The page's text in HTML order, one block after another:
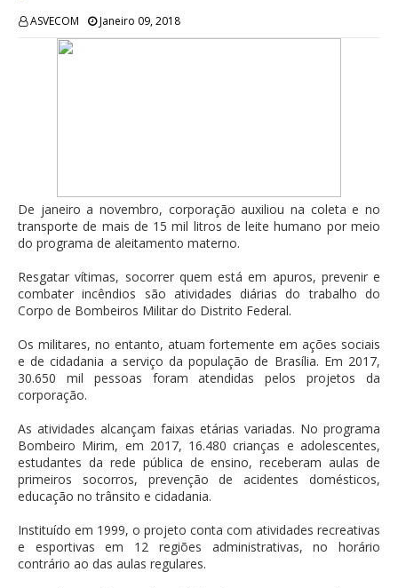
ASVECOM Janeiro 09, 2018
De janeiro a novembro, corporação auxiliou na coleta e no
transporte de mais de 15 mil litros de leite humano por meio
do programa de aleitamento materno.
Resgatar vítimas, socorrer quem está em apuros, prevenir e
combater incêndios são atividades diárias do trabalho do
Corpo de Bombeiros Militar do Distrito Federal.
Os militares, no entanto, atuam fortemente em ações sociais
e de cidadania a serviço da população de Brasília. Em 2017,
30.650 mil pessoas foram atendidas pelos projetos da
corporação.
As atividades alcançam faixas etárias variadas. No programa
Bombeiro Mirim, em 2017, 16.480 crianças e adolescentes,
estudantes da rede pública de ensino, receberam aulas de
primeiros socorros, prevenção de acidentes domésticos,
educação no trânsito e cidadania.
Instituído em 1999, o projeto conta com atividades recreativas
e esportivas em 12 regiões administrativas, no horário
contrário ao das aulas regulares.